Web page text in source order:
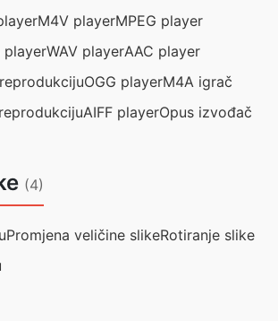
M4V playerMPEG player
playerWAV playerAAC player
OGG playerM4A igrač
AIFF playerOpus izvođač
(4)
Promjena veličine slikeRotiranje slike